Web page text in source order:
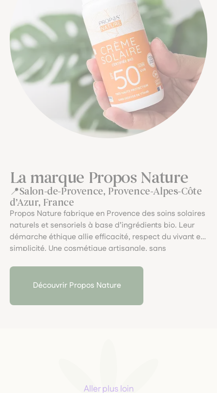
La marque Propos Nature
Salon-de-Provence, Provence-Alpes-Côte
d’Azur, France
Propos Nature fabrique en Provence des soins solaires
naturels et sensoriels à base d’ingrédients bio. Leur
démarche éthique allie efficacité, respect du vivant et
simplicité. Une cosmétique artisanale, sans
sous le soleil.
Découvrir Propos Nature
Aller plus loin